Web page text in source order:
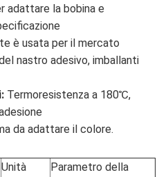
adattare la bobina e
è usata per il mercato
nastro adesivo, imballanti
Termoresistenza a 180℃,
da adattare il colore.
Unità
Parametro della